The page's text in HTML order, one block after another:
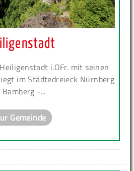
i.OFr. mit seinen
im Städtedreieck Nürnberg
-...
Gemeinde